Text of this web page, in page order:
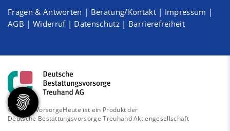
Fragen & Antworten | Beratung/Kontakt| Impressum |
AGB | Widerruf| Datenschutz | Barrierefreiheit
© 2026 - VorsorgeHeute ist ein Produkt der
Deutsche Bestattungsvorsorge Treuhand Aktiengesellschaft